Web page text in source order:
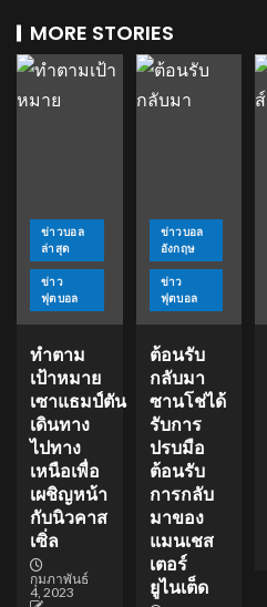
MORE STORIES
ข่าวบอล
ล่าสุด
ข่าว
ฟุตบอล
ทำตาม
เป้าหมาย
เซาแธมป์ตัน
เดินทาง
ไปทาง
เหนือเพื่อ
เผชิญหน้า
กับนิวคาส
เซิ่ล
กุมภาพันธ์
4, 2023
ข่าวบอล
อังกฤษ
ข่าว
ฟุตบอล
ต้อนรับ
กลับมา
ซานโช่ได้
รับการ
ปรบมือ
ต้อนรับ
การกลับ
มาของ
แมนเชส
เตอร์
ยูไนเต็ด